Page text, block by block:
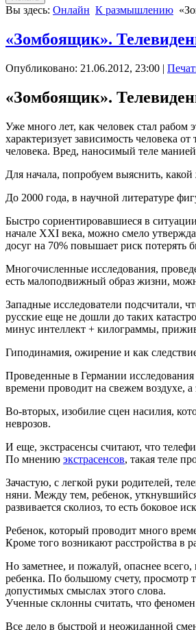
Вы здесь: Онлайн К размышлению
«Зомбоящик».
Опубликовано: 21.06.2012, 23:00 |
«Зомбоящик».
Уже много лет, как человек стал рабом
характеризует зависимость человека
человека. Вред, наносимый теле
Для начала, попробуем выяснить,
До 2000 года, в научной литературе
Быстро сориентировавшиеся в
начале ХХI века, можно смело
досуг на 70% повышает риск потерять
Многочисленные исследования,
есть малоподвижный образ жизни,
Западные исследователи подсчитали,
русские еще не дошли до таких
минус интеллект + килограммы,
Гиподинамия, ожирение и как
Проведенные в Германии
времени проводит на свежем воздухе,
Во-вторых, изобилие сцен насилия,
неврозов.
И еще, экстрасенсы считают, что
По мнению экстрасенсов, такая теле
Зачастую, с легкой руки родителей,
няни. Между тем, ребенок,
развивается сколиоз, то есть боковое
Ребенок, который проводит много
Кроме того возникают расстройства в
Но заметнее, и пожалуй, опаснее
ребенка. По большому счету, просмотр
допустимых смыслах этого слова.
Ученные склонны считать, что феномен
Все дело в быстрой и неожиданной